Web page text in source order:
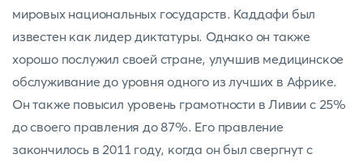
мировых национальных государств. Каддафи был
известен как лидер диктатуры. Однако он также
хорошо послужил своей стране, улучшив медицинское
обслуживание до уровня одного из лучших в Африке.
Он также повысил уровень грамотности в Ливии с 25%
до своего правления до 87%. Его правление
закончилось в 2011 году, когда он был свергнут с